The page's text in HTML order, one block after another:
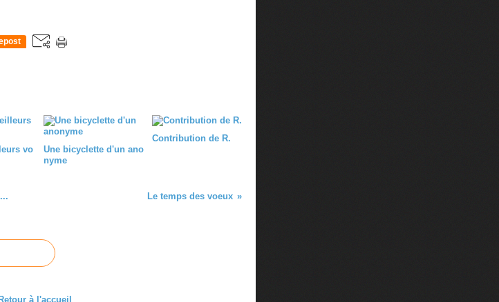
vo
Une bicyclette d'un ano
nyme
Contribution de R.
Le temps des voeux
Retour à l'accueil